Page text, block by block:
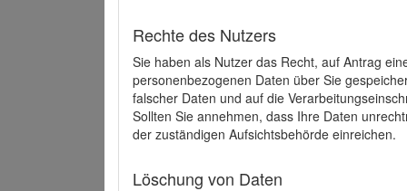
Rechte des Nutzers
Sie haben als Nutzer das Recht, auf Antrag
personenbezogenen Daten über Sie
falscher Daten und auf die
Sollten Sie annehmen, dass Ihre Daten
der zuständigen Aufsichtsbehörde einreichen.
Löschung von Daten